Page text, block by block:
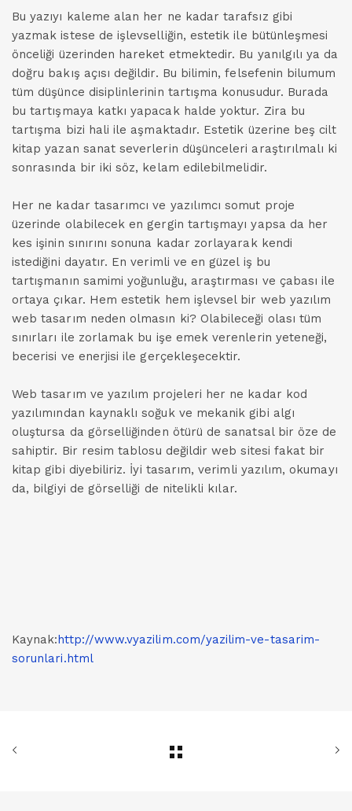
Bu yazıyı kaleme alan her ne kadar tarafsız gibi
yazmak istese de işlevselliğin, estetik ile bütünleşmesi
önceliği üzerinden hareket etmektedir. Bu yanılgılı ya da
doğru bakış açısı değildir. Bu bilimin, felsefenin bilumum
tüm düşünce disiplinlerinin tartışma konusudur. Burada
bu tartışmaya katkı yapacak halde yoktur. Zira bu
tartışma bizi hali ile aşmaktadır. Estetik üzerine beş cilt
kitap yazan sanat severlerin düşünceleri araştırılmalı ki
sonrasında bir iki söz, kelam edilebilmelidir.
Her ne kadar tasarımcı ve yazılımcı somut proje
üzerinde olabilecek en gergin tartışmayı yapsa da her
kes işinin sınırını sonuna kadar zorlayarak kendi
istediğini dayatır. En verimli ve en güzel iş bu
tartışmanın samimi yoğunluğu, araştırması ve çabası ile
ortaya çıkar. Hem estetik hem işlevsel bir web yazılım
web tasarım neden olmasın ki? Olabileceği olası tüm
sınırları ile zorlamak bu işe emek verenlerin yeteneği,
becerisi ve enerjisi ile gerçekleşecektir.
Web tasarım ve yazılım projeleri her ne kadar kod
yazılımından kaynaklı soğuk ve mekanik gibi algı
oluştursa da görselliğinden ötürü de sanatsal bir öze de
sahiptir. Bir resim tablosu değildir web sitesi fakat bir
kitap gibi diyebiliriz. İyi tasarım, verimli yazılım, okumayı
da, bilgiyi de görselliği de nitelikli kılar.
Kaynak:http://www.vyazilim.com/yazilim-ve-tasarim-
sorunlari.html